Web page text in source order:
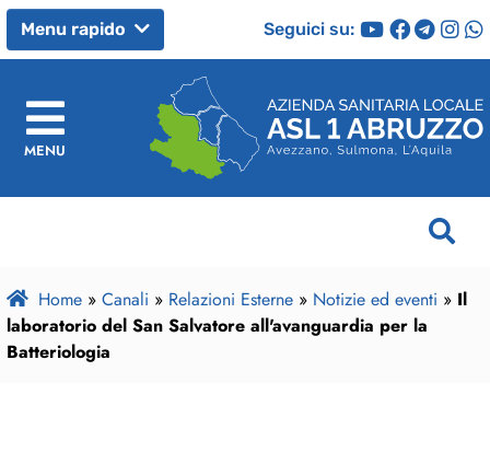
Menu rapido Seguici su:
MENU
Home » Canali » Relazioni Esterne » Notizie ed eventi » Il
laboratorio del San Salvatore all'avanguardia per la
Batteriologia